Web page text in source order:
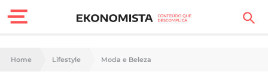
Finanças Pessoais
Home Lifestyle Moda e Beleza